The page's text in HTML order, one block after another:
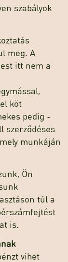
szabályok
meg. A
itt nem a
köt
pedig -
szerződéses
munkáján
Ön
túl a
is.
vihet